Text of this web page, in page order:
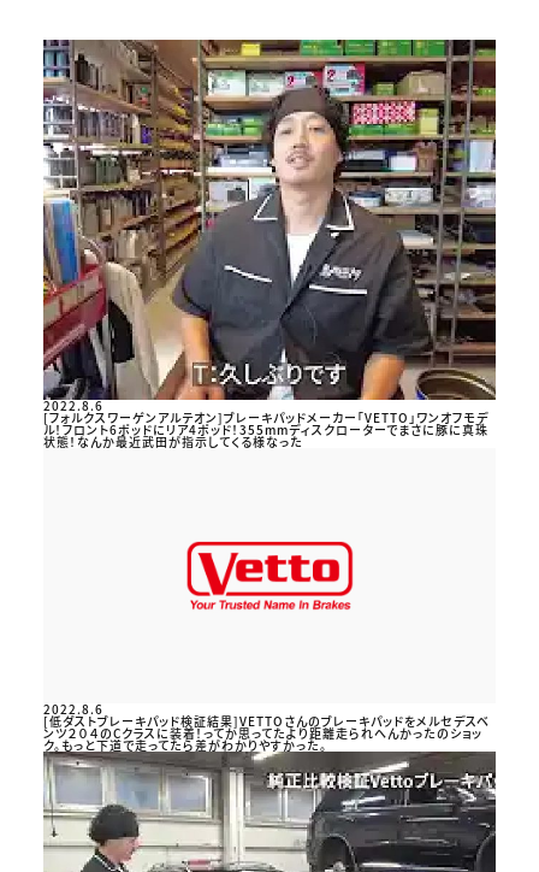
2022.8.6
[フォルクスワーゲンアルテオン]ブレーキパッドメーカー「VETTO」ワンオフモデ
ル！フロント6ポッドにリア4ポッド！355mmディスクローターでまさに豚に真珠
状態！なんか最近武田が指示してくる様なった
2022.8.6
[低ダストブレーキパッド検証結果]VETTOさんのブレーキパッドをメルセデスベ
ンツ２０４のCクラスに装着！ってか思ってたより距離走られへんかったのショッ
ク。もっと下道で走ってたら差がわかりやすかった。